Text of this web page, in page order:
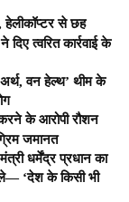
हेलीकॉप्टर से छह
त्वरित कार्रवाई के
अर्थ, वन हेल्थ’ थीम के
के आरोपी रौशन
जमानत
धर्मेंद्र प्रधान का
‘देश के किसी भी